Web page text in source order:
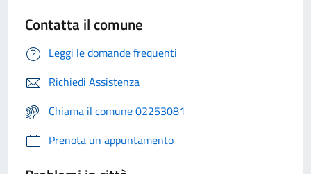
Contatta il comune
Leggi le domande frequenti
Richiedi Assistenza
Chiama il comune 02253081
Prenota un appuntamento